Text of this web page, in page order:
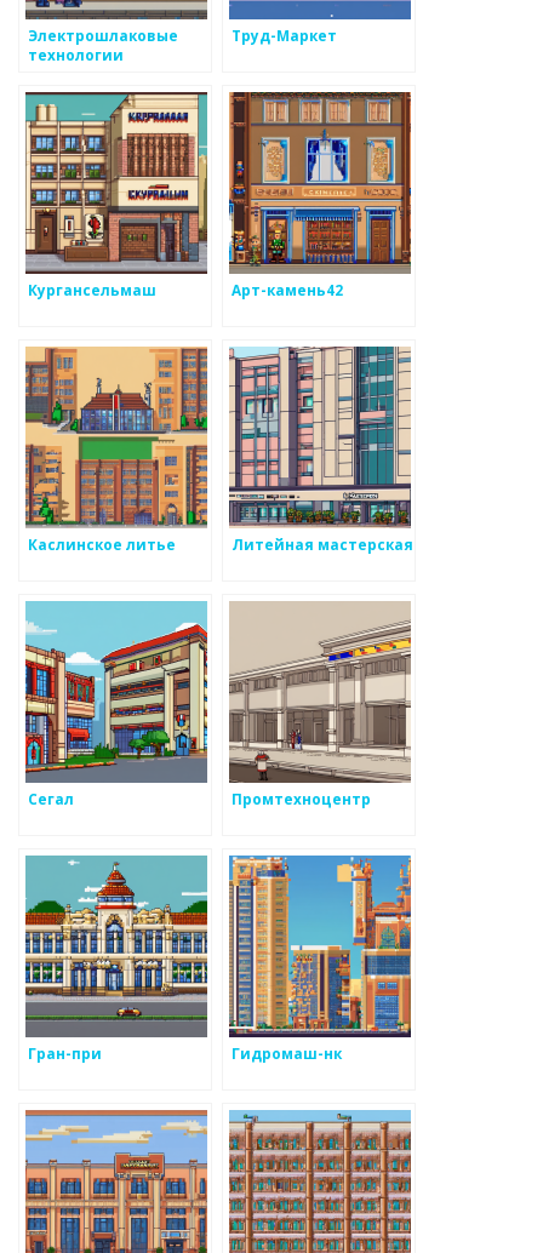
Электрошлаковые
технологии
Труд-Маркет
Кургансельмаш Арт-камень42
Каслинское литье Литейная мастерская
Сегал Промтехноцентр
Гран-при Гидромаш-нк